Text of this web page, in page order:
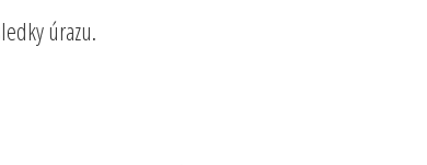
úrazu.